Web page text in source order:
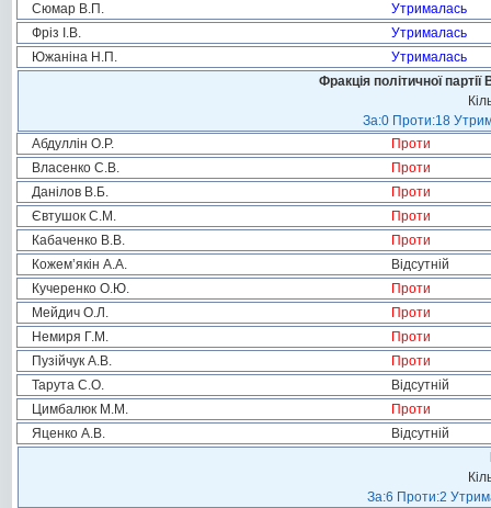
Сюмар В.П.
Утрималась
Фріз І.В.
Утрималась
Южаніна Н.П.
Утрималась
Фракція політичної
За:0 Проти:18
Абдуллін О.Р.
Проти
Власенко С.В.
Проти
Данілов В.Б.
Проти
Євтушок С.М.
Проти
Кабаченко В.В.
Проти
Кожем’якін А.А.
Відсутній
Кучеренко О.Ю.
Проти
Мейдич О.Л.
Проти
Немиря Г.М.
Проти
Пузійчук А.В.
Проти
Тарута С.О.
Відсутній
Цимбалюк М.М.
Проти
Яценко А.В.
Відсутній
За:6 Проти:2